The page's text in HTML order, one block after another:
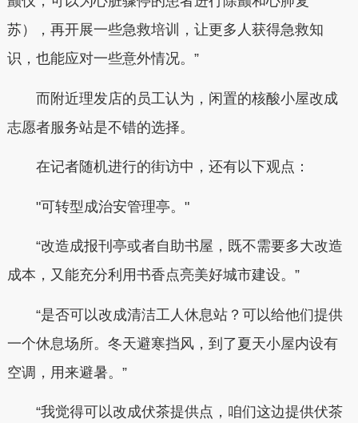
苏），再开展一些急救培训，让更多人获得急救知
识，也能应对一些意外情况。”
而附近理发店的员工认为，闲置的核酸小屋改成
志愿者服务站是不错的选择。
在记者随机进行的街访中，还有以下观点：
"可转型成治安管理亭。"
“改造成报刊亭或者自助书屋，既不需要多大改造
成本，又能充分利用书香点亮美好城市建设。”
“是否可以改成清洁工人休息站？可以给他们提供
一个休息场所。冬天避寒挡风，到了夏天小屋内设有
空调，用来避暑。”
“我觉得可以改成伏茶提供点，咱们这边提供伏茶